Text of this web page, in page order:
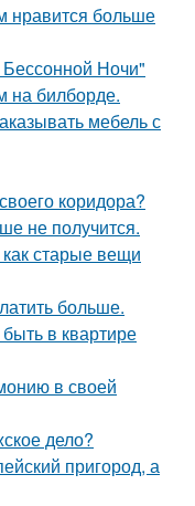
нравится больше
Ночи"
на билборде.
мебель с
коридора?
не получится.
старые вещи
больше.
в квартире
в своей
дело?
пригород, а